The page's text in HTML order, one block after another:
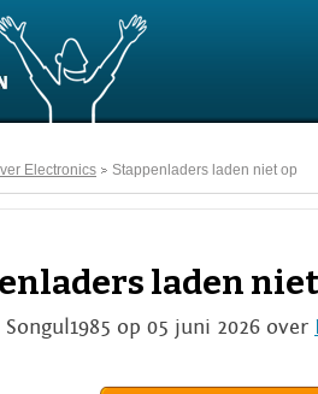
Electronics Stappenladers laden niet op
laden
Songul1985 op 05 juni 2026 over